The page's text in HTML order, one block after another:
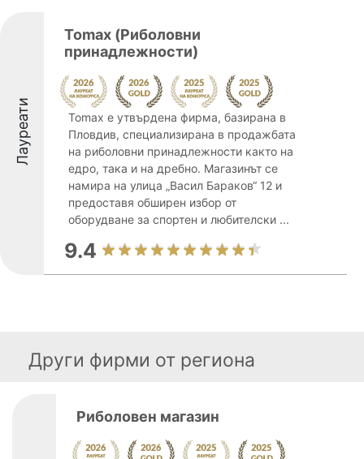
Лауреати
Tomax (Риболовни
принадлежности)
Tomax е утвърдена фирма, базирана в
Пловдив, специализирана в продажбата
на риболовни принадлежности както на
едро, така и на дребно. Магазинът се
намира на улица „Васил Бараков“ 12 и
предоставя обширен избор от
оборудване за спортен и любителски ...
9.4
Други фирми от региона
Риболовен магазин